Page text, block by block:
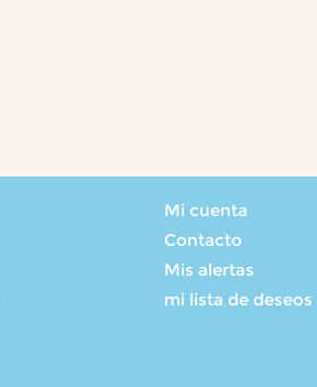
Mi cuenta
Contacto
Mis alertas
mi lista de deseos